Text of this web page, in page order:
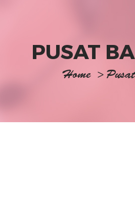
PUSAT
Home >